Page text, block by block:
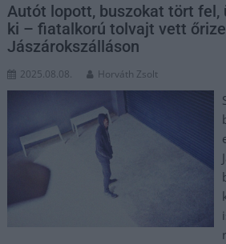
Autót lopott, buszokat tört
ki – fiatalkorú tolvajt vett
Jászárokszálláson
2025.08.08. Horváth Zsolt